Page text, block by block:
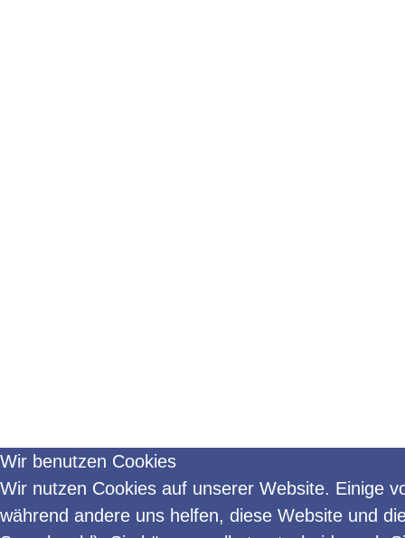
Wir benutzen Cookies
Wir nutzen Cookies auf unserer Website. Einige
während andere uns helfen, diese Website und